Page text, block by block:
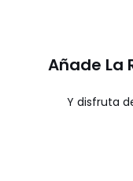
Añade La
Y disfruta